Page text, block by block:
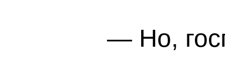
— Но,